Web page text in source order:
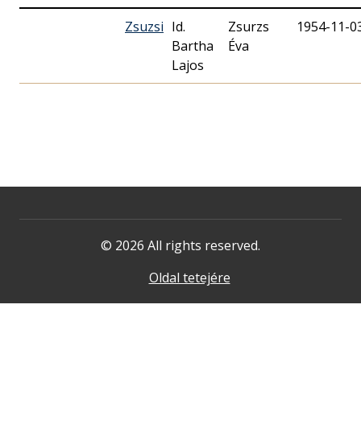
Zsuzsi Id.
Bartha
Lajos
Zsurzs
Éva
1954-11-
© 2026 All rights reserved.
Oldal tetejére